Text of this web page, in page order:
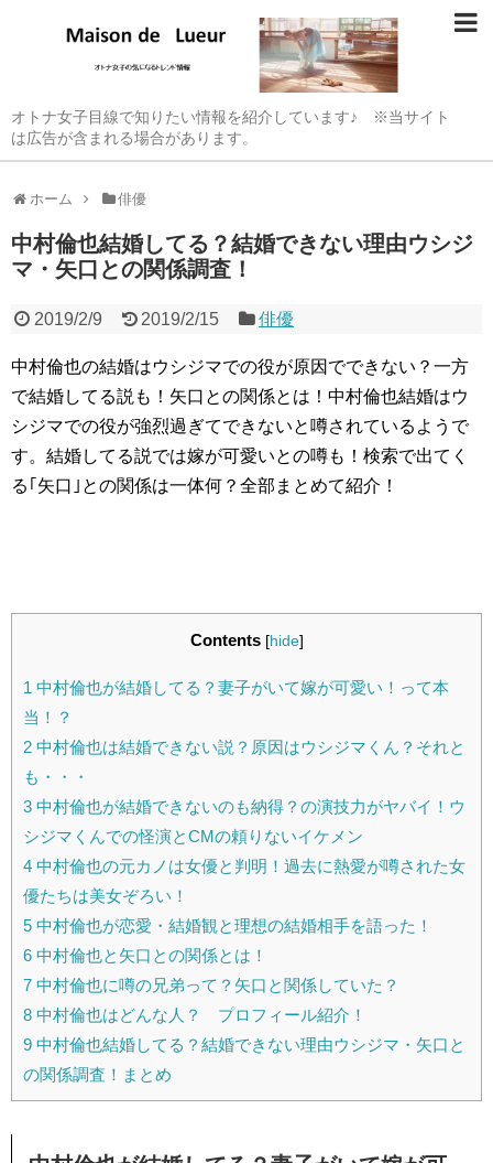
オトナ女子目線で知りたい情報を紹介しています♪ ※当サイト
は広告が含まれる場合があります。
ホーム 俳優
中村倫也結婚してる？結婚できない理由ウシジ
マ・矢口との関係調査！
2019/2/9 2019/2/15 俳優
中村倫也の結婚はウシジマでの役が原因でできない？一方
で結婚してる説も！矢口との関係とは！中村倫也結婚はウ
シジマでの役が強烈過ぎてできないと噂されているようで
す。結婚してる説では嫁が可愛いとの噂も！検索で出てく
る｢矢口｣との関係は一体何？全部まとめて紹介！
Contents [hide]
1 中村倫也が結婚してる？妻子がいて嫁が可愛い！って本
当！？
2 中村倫也は結婚できない説？原因はウシジマくん？それと
も・・・
3 中村倫也が結婚できないのも納得？の演技力がヤバイ！ウ
シジマくんでの怪演とCMの頼りないイケメン
4 中村倫也の元カノは女優と判明！過去に熱愛が噂された女
優たちは美女ぞろい！
5 中村倫也が恋愛・結婚観と理想の結婚相手を語った！
6 中村倫也と矢口との関係とは！
7 中村倫也に噂の兄弟って？矢口と関係していた？
8 中村倫也はどんな人？ プロフィール紹介！
9 中村倫也結婚してる？結婚できない理由ウシジマ・矢口と
の関係調査！まとめ